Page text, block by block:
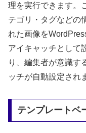
理を実行できます。
テゴリ・タグなどの
れた画像を
アイキャッチとして
り、編集者が意識す
ッチが自動設定され
テンプレートベ